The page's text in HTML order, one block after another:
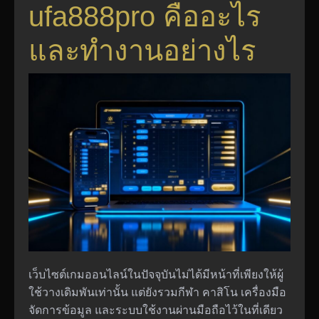
ufa888pro คืออะไร
และทำงานอย่างไร
เว็บไซต์เกมออนไลน์ในปัจจุบันไม่ได้มีหน้าที่เพียงให้ผู้
ใช้วางเดิมพันเท่านั้น แต่ยังรวมกีฬา คาสิโน เครื่องมือ
จัดการข้อมูล และระบบใช้งานผ่านมือถือไว้ในที่เดียว